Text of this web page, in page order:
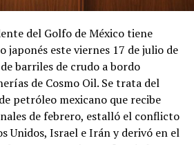
enero desde el 91 por coronavirus
cotizan a la baja
y garantizar la libre
la administración
mantener un control naval total
que el Departamento de Defensa
escoltas militares para intentar
puedan salir del Golfo
del Golfo de México tiene
este viernes 17 de julio de
barriles de crudo a bordo
de Cosmo Oil. Se trata del
petróleo mexicano que recibe
de febrero, estalló el conflicto
Unidos, Israel e Irán y derivó en el